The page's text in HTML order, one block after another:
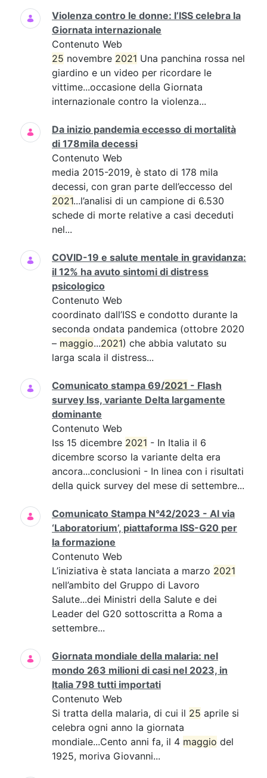
Violenza contro le donne: l’ISS celebra la
Giornata internazionale
Contenuto Web
25 novembre 2021 Una panchina rossa nel
giardino e un video per ricordare le
vittime...occasione della Giornata
internazionale contro la violenza...
Da inizio pandemia eccesso di mortalità
di 178mila decessi
Contenuto Web
media 2015-2019, è stato di 178 mila
decessi, con gran parte dell’eccesso del
2021...l’analisi di un campione di 6.530
schede di morte relative a casi deceduti
nel...
COVID-19 e salute mentale in gravidanza:
il 12% ha avuto sintomi di distress
psicologico
Contenuto Web
coordinato dall’ISS e condotto durante la
seconda ondata pandemica (ottobre 2020
– maggio...2021) che abbia valutato su
larga scala il distress...
Comunicato stampa 69/2021 - Flash
survey Iss, variante Delta largamente
dominante
Contenuto Web
Iss 15 dicembre 2021 - In Italia il 6
dicembre scorso la variante delta era
ancora...conclusioni - In linea con i risultati
della quick survey del mese di settembre...
Comunicato Stampa N°42/2023 - Al via
‘Laboratorium’, piattaforma ISS-G20 per
la formazione
Contenuto Web
L’iniziativa è stata lanciata a marzo 2021
nell’ambito del Gruppo di Lavoro
Salute...dei Ministri della Salute e dei
Leader del G20 sottoscritta a Roma a
settembre...
Giornata mondiale della malaria: nel
mondo 263 milioni di casi nel 2023, in
Italia 798 tutti importati
Contenuto Web
Si tratta della malaria, di cui il 25 aprile si
celebra ogni anno la giornata
mondiale...Cento anni fa, il 4 maggio del
1925, moriva Giovanni...